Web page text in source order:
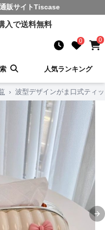
販サイトTiscase
入で送料無料
0 0
人気ランキング
› 波型デザインがま口式ティ